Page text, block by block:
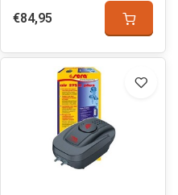
€84,95